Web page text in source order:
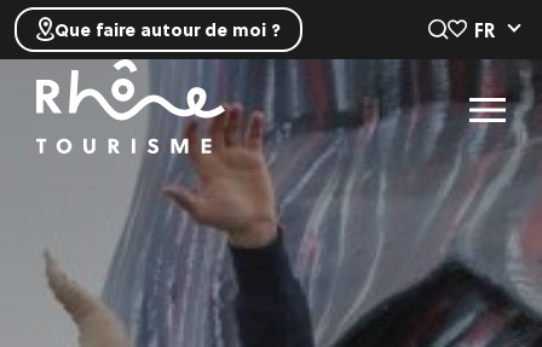
Que faire autour de moi ? FR